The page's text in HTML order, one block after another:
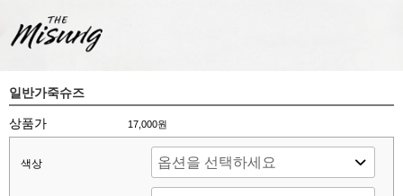
일반가죽슈즈
상품가 17,000원
색상